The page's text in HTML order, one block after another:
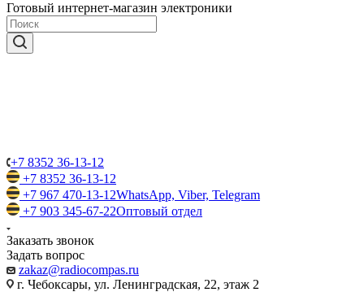
Готовый интернет-магазин электроники
+7 8352 36-13-12
+7 8352 36-13-12
+7 967 470-13-12WhatsApp, Viber, Telegram
+7 903 345-67-22Оптовый отдел
Заказать звонок
Задать вопрос
zakaz@radiocompas.ru
г. Чебоксары, ул. Ленинградская, 22, этаж 2